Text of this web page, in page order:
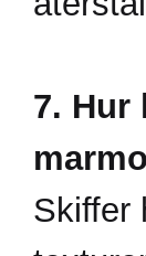
7. Hur
Skiffer